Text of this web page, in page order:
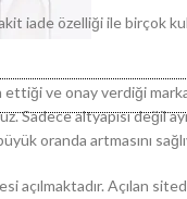
iade özelliği ile birçok
ve onay verdiği
Sadece altyapısı değil
oranda artmasını
açılmaktadır. Açılan